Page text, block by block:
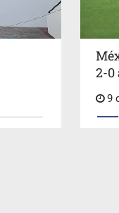
2-0
9